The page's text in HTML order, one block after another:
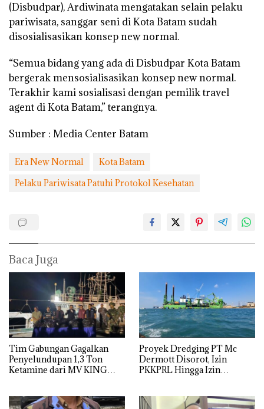
(Disbudpar), Ardiwinata mengatakan selain pelaku
pariwisata, sanggar seni di Kota Batam sudah
disosialisasikan konsep new normal.
“Semua bidang yang ada di Disbudpar Kota Batam
bergerak mensosialisasikan konsep new normal.
Terakhir kami sosialisasi dengan pemilik travel
agent di Kota Batam,” terangnya.
Sumber : Media Center Batam
Era New Normal
Kota Batam
Pelaku Pariwisata Patuhi Protokol Kesehatan
Baca Juga
Tim Gabungan Gagalkan
Penyelundupan 1,3 Ton
Ketamine dari MV KING
Proyek Dredging PT Mc
Dermott Disorot, Izin
PKKPRL Hingga Izin